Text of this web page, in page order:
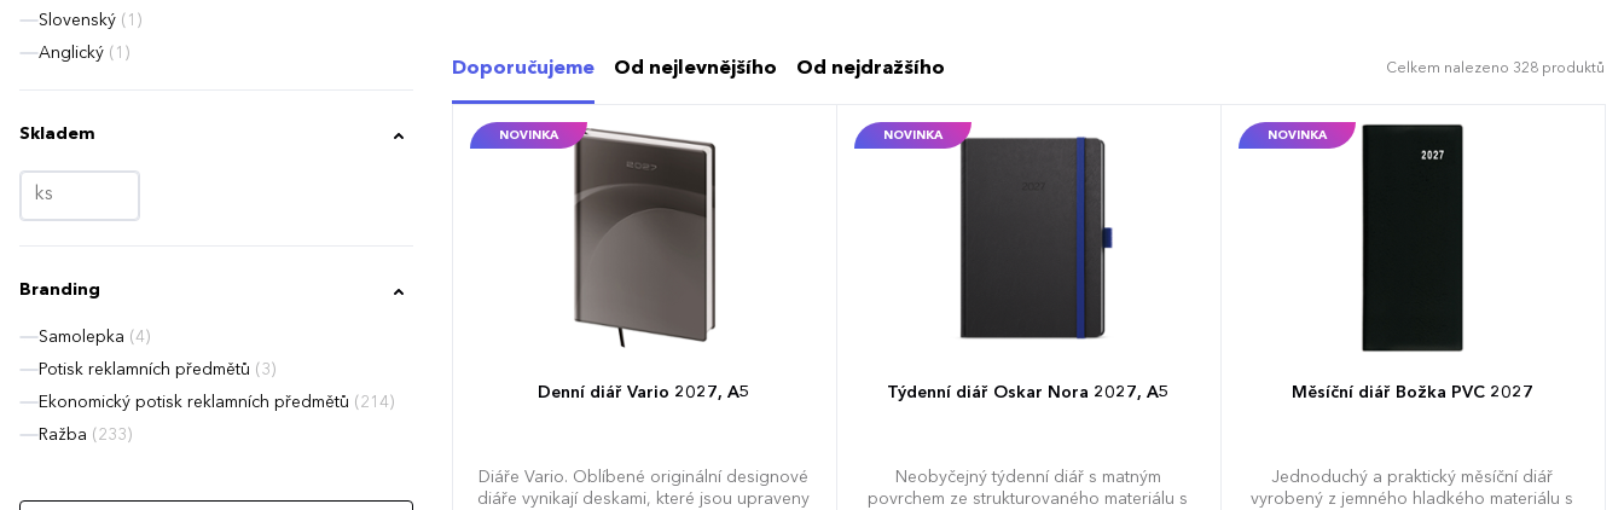
Slovenský (1)
Anglický (1)
Skladem
Branding
Samolepka (4)
Potisk reklamních předmětů (3)
Ekonomický potisk reklamních předmětů (214)
Ražba (233)
Doporučujeme Od nejlevnějšího Od nejdražšího Celkem nalezeno 328 produktů
NOVINKA
Denní diář Vario 2027, A5
Diáře Vario. Oblíbené originální designové
diáře vynikají deskami, které jsou upraveny
NOVINKA
Týdenní diář Oskar Nora 2027, A5
Neobyčejný týdenní diář s matným
povrchem ze strukturovaného materiálu s
NOVINKA
Měsíční diář Božka PVC 2027
Jednoduchý a praktický měsíční diář
vyrobený z jemného hladkého materiálu s